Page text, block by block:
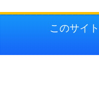
このサイ